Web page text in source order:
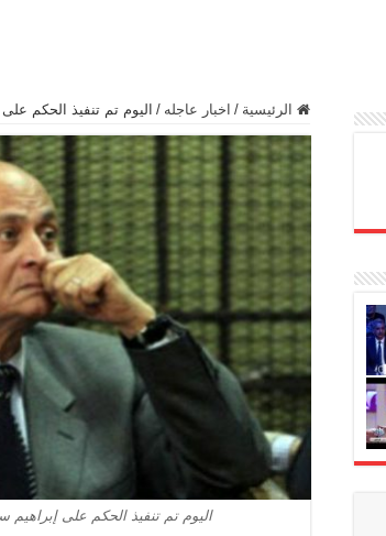
الرئيسية / اخبار عاجله / اليوم تم تنفيذ الحكم على
اليوم تم تنفيذ الحكم على إبراهيم